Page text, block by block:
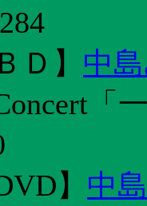
ＢＤ 】 中
】 中